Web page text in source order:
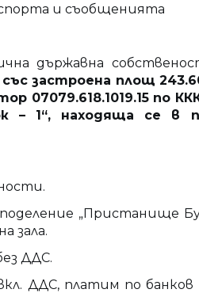
и съобщенията
със застроена площ
по
– 1“, находяща се в
„Пристанище
зала.
ДДС.
ДДС, платим по банков